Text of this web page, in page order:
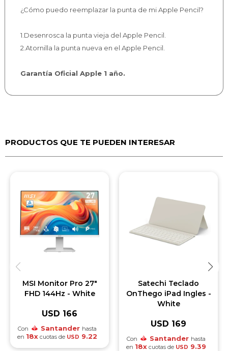
¿Cómo puedo reemplazar la punta de mi Apple Pencil?
1.Desenrosca la punta vieja del Apple Pencil.
2.Atornilla la punta nueva en el Apple Pencil.
Garantía Oficial Apple 1 año.
PRODUCTOS QUE TE PUEDEN INTERESAR
MSI Monitor Pro 27"
FHD 144Hz - White
USD 166
Con Santander hasta
en 18x cuotas de USD 9.22
Satechi Teclado
OnThego iPad Ingles -
White
USD 169
Con Santander hasta
en 18x cuotas de USD 9.39